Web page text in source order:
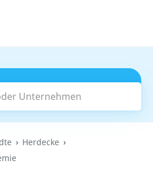
Unternehmen
Suchen
Herdecke